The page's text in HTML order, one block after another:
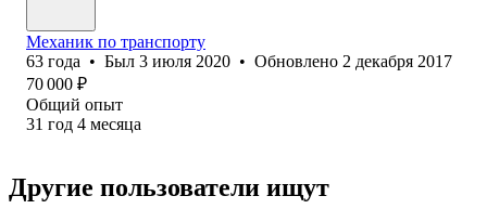
Механик по транспорту
63 года • Был 3 июля 2020 • Обновлено 2 декабря 2017
70 000 ₽
Общий опыт
31 год 4 месяца
Другие пользователи ищут